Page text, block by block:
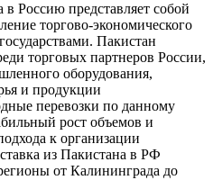
в Россию представляет собой
торгово-экономического
Пакистан
торговых партнеров России,
оборудования,
и продукции
перевозки по данному
рост объемов и
к организации
из Пакистана в РФ
от Калининграда до